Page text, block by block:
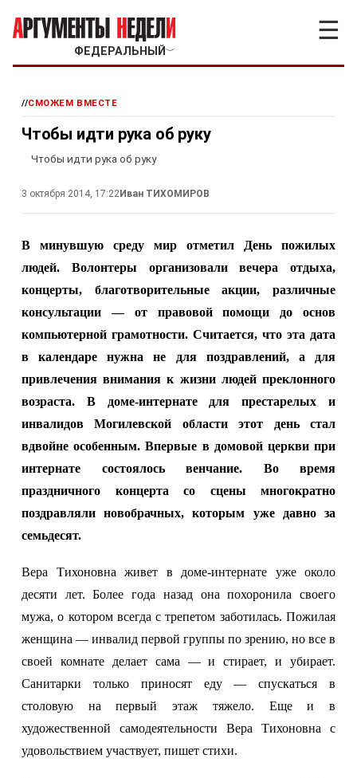
ФЕДЕРАЛЬНЫЙ ﹀
☰
//СМОЖЕМ ВМЕСТЕ
Чтобы идти рука об руку
Чтобы идти рука об руку
3 октября 2014, 17:22Иван ТИХОМИРОВ
В минувшую среду мир отметил День пожилых
людей. Волонтеры организовали вечера отдыха,
концерты, благотворительные акции, различные
консультации — от правовой помощи до основ
компьютерной грамотности. Считается, что эта дата
в календаре нужна не для поздравлений, а для
привлечения внимания к жизни людей преклонного
возраста. В доме-интернате для престарелых и
инвалидов Могилевской области этот день стал
вдвойне особенным. Впервые в домовой церкви при
интернате состоялось венчание. Во время
праздничного концерта со сцены многократно
поздравляли новобрачных, которым уже давно за
семьдесят.
Вера Тихоновна живет в доме-интернате уже около
десяти лет. Более года назад она похоронила своего
мужа, о котором всегда с трепетом заботилась. Пожилая
женщина — инвалид первой группы по зрению, но все в
своей комнате делает сама — и стирает, и убирает.
Санитарки только приносят еду — спускаться в
столовую на первый этаж тяжело. Еще и в
художественной самодеятельности Вера Тихоновна с
удовольствием участвует, пишет стихи.